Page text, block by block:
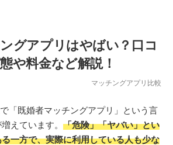
グアプリはやばい？口コ
や料金など解説！
マッチングアプリ比較
「既婚者マッチングアプリ」という言
えています。 「危険」「ヤバい」とい
一方で、実際に利用している人も少な